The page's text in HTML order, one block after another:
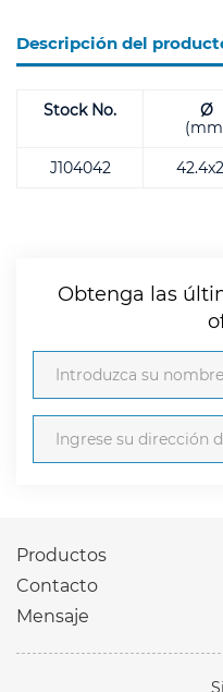
Descripción del
Stock No.
Ø
J104042
Obtenga las
Productos
Contacto
Mensaje